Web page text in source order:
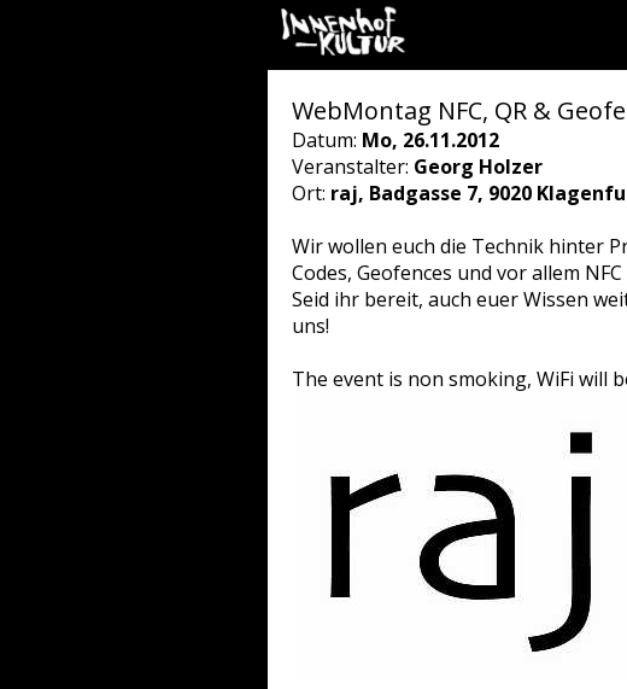
WebMontag NFC, QR &
Datum: Mo, 26.11.2012
Veranstalter: Georg Holzer
Ort: raj, Badgasse 7, 9020
Wir wollen euch die Technik hinter
Codes, Geofences und vor allem
Seid ihr bereit, auch euer Wissen
uns!
The event is non smoking, WiFi will